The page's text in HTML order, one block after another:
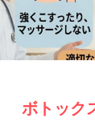
ボトック